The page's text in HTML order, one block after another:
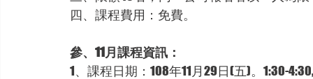
四、課程費用：免費。
參、11月課程資訊：
1、課程日期：108年11月29日(五)。1:30-